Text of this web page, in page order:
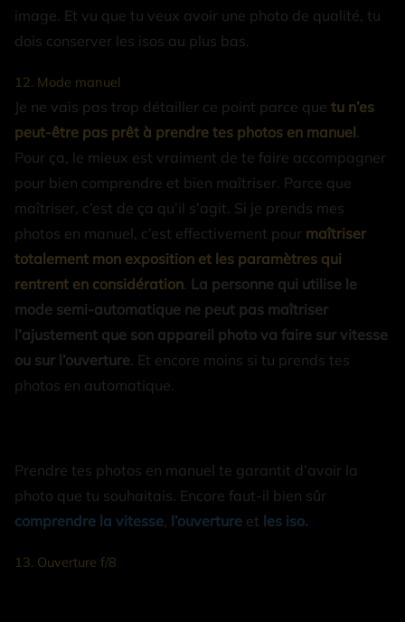
image. Et vu que tu veux avoir une photo de qualité, tu
dois conserver les isos au plus bas.
12. Mode manuel
Je ne vais pas trop détailler ce point parce que tu n’es
peut-être pas prêt à prendre tes photos en manuel
Pour ça, le mieux est vraiment de te faire accompagner
pour bien comprendre et bien maîtriser. Parce que
maîtriser, c’est de ça qu’il s’agit. Si je prends mes
photos en manuel, c’est effectivement pour maîtriser
totalement mon exposition et les paramètres qui
rentrent en considération La personne qui utilise le
mode semi-automatique ne peut pas maîtriser
l’ajustement que son appareil photo va faire sur vitesse
ou sur l’ouverture . Et encore moins si tu prends tes
photos en automatique.
Prendre tes photos en manuel te garantit d’avoir la
photo que tu souhaitais. Encore faut-il bien sûr
comprendre la vitesse, l’ouverture et les iso.
13. Ouverture f/8